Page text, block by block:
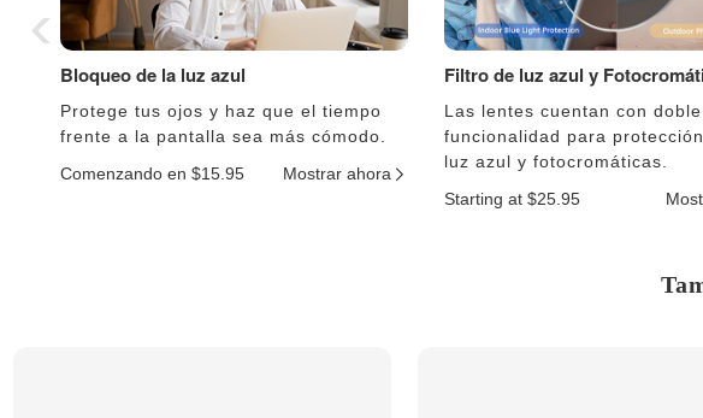
Bloqueo de la luz azul
Protege tus ojos y haz que el tiempo
frente a la pantalla sea más cómodo.
Comenzando en $15.95
Mostrar ahora
Filtro de luz azul y
Las lentes cuentan con doble
funcionalidad para
luz azul y fotocromáticas.
Starting at $25.95